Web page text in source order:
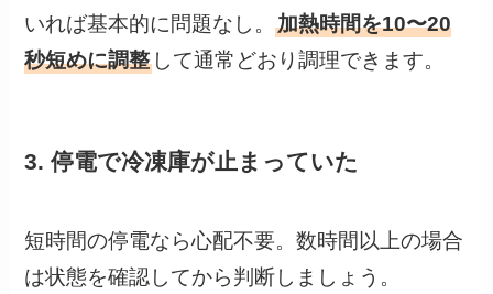
いれば基本的に問題なし。加熱時間を10〜20
秒短めに調整 して通常どおり調理できます。
3. 停電で冷凍庫が止まっていた
短時間の停電なら心配不要。数時間以上の場合
は状態を確認してから判断しましょう。